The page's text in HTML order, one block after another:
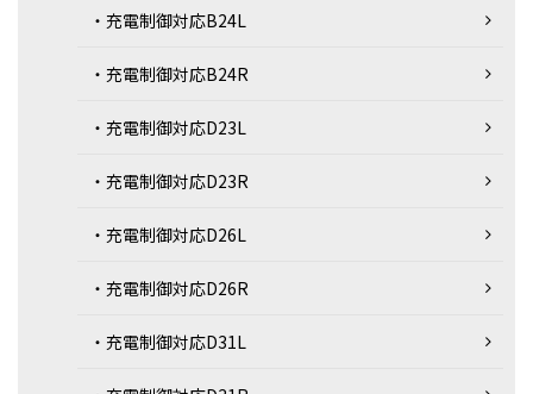
・充電制御対応B24L
・充電制御対応B24R
・充電制御対応D23L
・充電制御対応D23R
・充電制御対応D26L
・充電制御対応D26R
・充電制御対応D31L